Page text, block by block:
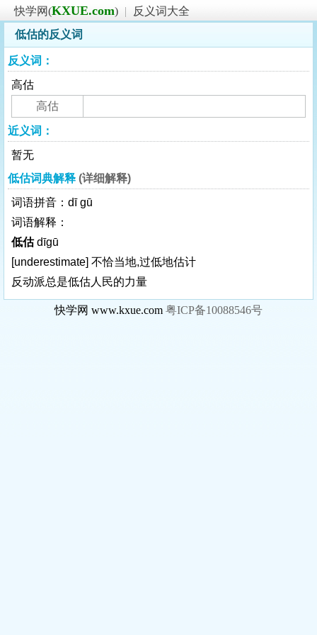
快学网(KXUE.com) |
反义词大全
低估的反义词
反义词：
高估
高估
近义词：
暂无
低估词典解释 (详细解释)
词语拼音：dī gū
词语解释：
低估 dīgū
[underestimate] 不恰当地,过低地估计
反动派总是低估人民的力量
快学网 www.kxue.com 粤ICP备10088546号